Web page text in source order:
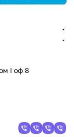
I оф 8